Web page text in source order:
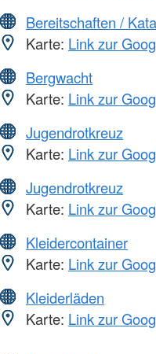
Bereitschaften /
Karte: Link zur
Bergwacht
Karte: Link zur
Jugendrotkreuz
Karte: Link zur
Jugendrotkreuz
Karte: Link zur
Kleidercontainer
Karte: Link zur
Kleiderläden
Karte: Link zur